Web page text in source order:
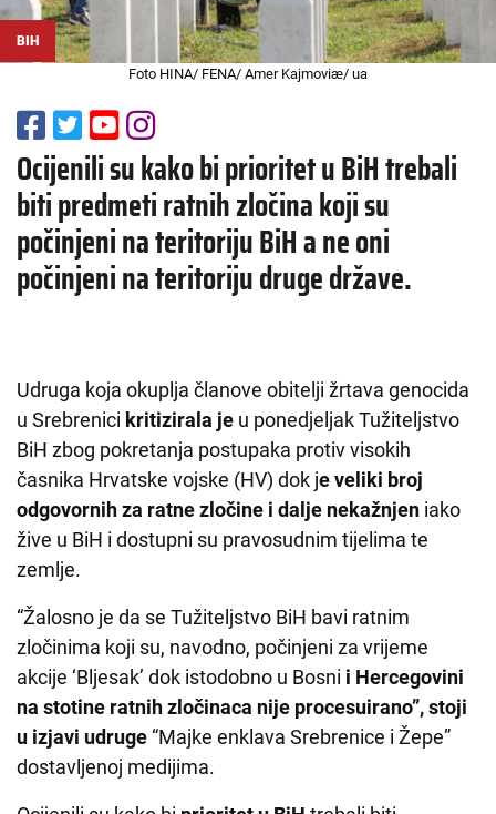
BIH
Foto HINA/ FENA/ Amer Kajmoviæ/ ua
Ocijenili su kako bi prioritet u BiH trebali
biti predmeti ratnih zločina koji su
počinjeni na teritoriju BiH a ne oni
počinjeni na teritoriju druge države.
Udruga koja okuplja članove obitelji žrtava genocida
u Srebrenici kritizirala je u ponedjeljak Tužiteljstvo
BiH zbog pokretanja postupaka protiv visokih
časnika Hrvatske vojske (HV) dok je veliki broj
odgovornih za ratne zločine i dalje nekažnjen iako
žive u BiH i dostupni su pravosudnim tijelima te
zemlje.
“Žalosno je da se Tužiteljstvo BiH bavi ratnim
zločinima koji su, navodno, počinjeni za vrijeme
akcije ‘Bljesak’ dok istodobno u Bosni i Hercegovini
na stotine ratnih zločinaca nije procesuirano”, stoji
u izjavi udruge “Majke enklava Srebrenice i Žepe”
dostavljenoj medijima.